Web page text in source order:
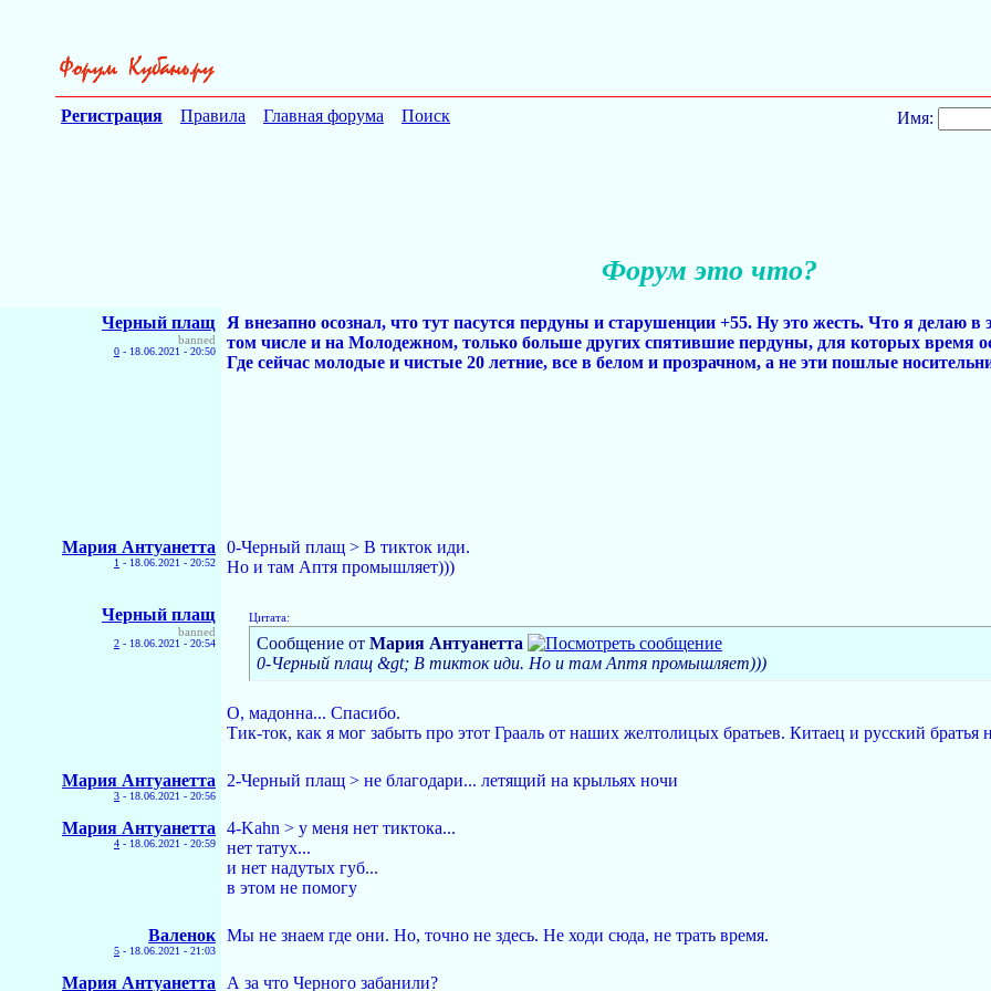
Регистрация Правила Главная форума Поиск Имя:
Форум это что?
Черный плащ
banned
0 - 18.06.2021 - 20:50
Я внезапно осознал, что тут пасутся пердуны и старушенции +55. Ну это жесть. Что я делаю
том числе и на Молодежном, только больше других спятившие пердуны, для которых время
Где сейчас молодые и чистые 20 летние, все в белом и прозрачном, а не эти пошлые
Мария Антуанетта
1 - 18.06.2021 - 20:52
0-Черный плащ > В тикток иди.
Но и там Аптя промышляет)))
Черный плащ
banned
2 - 18.06.2021 - 20:54
Цитата:
Сообщение от Мария Антуанетта
0-Черный плащ &gt; В тикток иди. Но и там Аптя промышляет)))
О, мадонна... Спасибо.
Тик-ток, как я мог забыть про этот Грааль от наших желтолицых братьев. Китаец и русский братья
Мария Антуанетта
3 - 18.06.2021 - 20:56
2-Черный плащ > не благодари... летящий на крыльях ночи
Мария Антуанетта
4 - 18.06.2021 - 20:59
4-Kahn > у меня нет тиктока...
нет татух...
и нет надутых губ...
в этом не помогу
Валенок
5 - 18.06.2021 - 21:03
Мы не знаем где они. Но, точно не здесь. Не ходи сюда, не трать время.
Мария Антуанетта А за что Черного забанили?